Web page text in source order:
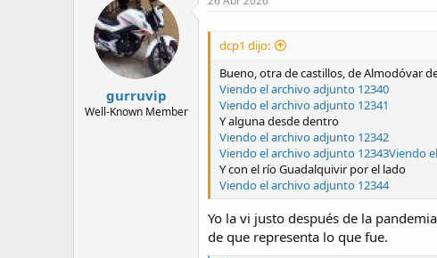
gurruvip
Well-Known Member
dcp1 dijo:
Bueno, otra de castillos, de Almodóvar
Viendo el archivo adjunto 12340
Viendo el archivo adjunto 12341
Y alguna desde dentro
Viendo el archivo adjunto 12342
Viendo el archivo adjunto 12343Viendo
Y con el río Guadalquivir por el lado
Viendo el archivo adjunto 12344
Yo la vi justo después de la
de que representa lo que fue.